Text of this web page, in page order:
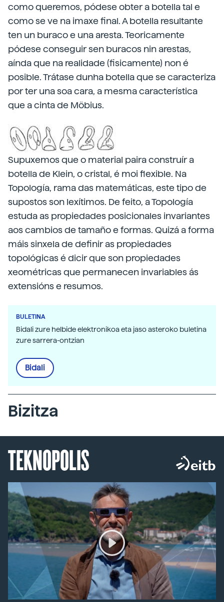
como queremos, pódese obter a botella tal e
como se ve na imaxe final. A botella resultante
ten un buraco e una aresta. Teoricamente
pódese conseguir sen buracos nin arestas,
aínda que na realidade (fisicamente) non é
posible. Trátase dunha botella que se caracteriza
por ter una soa cara, a mesma característica
que a cinta de Möbius.
Supuxemos que o material paira construír a
botella de Klein, o cristal, é moi flexible. Na
Topología, rama das matemáticas, este tipo de
supostos son lexítimos. De feito, a Topología
estuda as propiedades posicionales invariantes
aos cambios de tamaño e formas. Quizá a forma
máis sinxela de definir as propiedades
topológicas é dicir que son propiedades
xeométricas que permanecen invariables ás
extensións e resumos.
BULETINA
Bidali zure helbide elektronikoa eta jaso asteroko buletina
zure sarrera-ontzian
Bidali
Bizitza
TEKNOPOLIS